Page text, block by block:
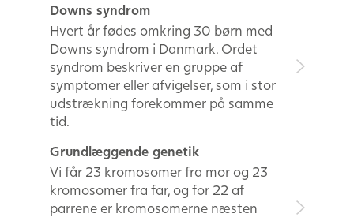
Downs syndrom
Hvert år fødes omkring 30 børn med
Downs syndrom i Danmark. Ordet
syndrom beskriver en gruppe af
symptomer eller afvigelser, som i stor
udstrækning forekommer på samme
tid.
Grundlæggende genetik
Vi får 23 kromosomer fra mor og 23
kromosomer fra far, og for 22 af
parrene er kromosomerne næsten